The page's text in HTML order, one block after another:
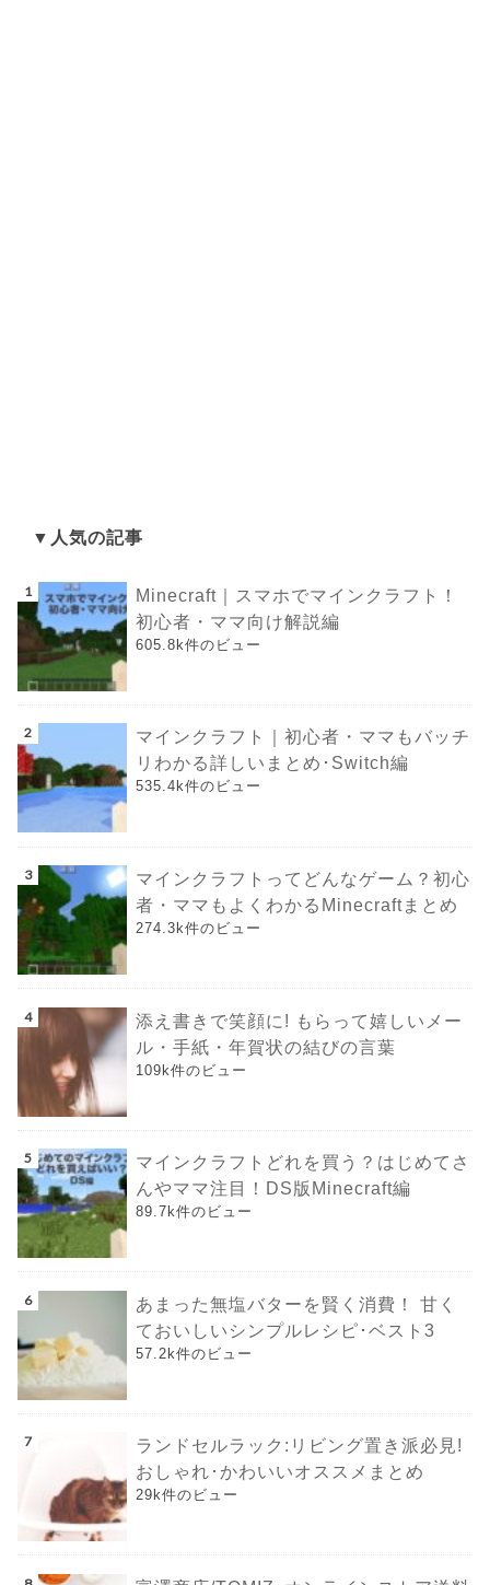
▼人気の記事
Minecraft｜スマホでマインクラフト！
初心者・ママ向け解説編
605.8k件のビュー
マインクラフト｜初心者・ママもバッチ
リわかる詳しいまとめ･Switch編
535.4k件のビュー
マインクラフトってどんなゲーム？初心
者・ママもよくわかるMinecraftまとめ
274.3k件のビュー
添え書きで笑顔に! もらって嬉しいメー
ル・手紙・年賀状の結びの言葉
109k件のビュー
マインクラフトどれを買う？はじめてさ
んやママ注目！DS版Minecraft編
89.7k件のビュー
あまった無塩バターを賢く消費！ 甘く
ておいしいシンプルレシピ･ベスト3
57.2k件のビュー
ランドセルラック:リビング置き派必見!
おしゃれ･かわいいオススメまとめ
29k件のビュー